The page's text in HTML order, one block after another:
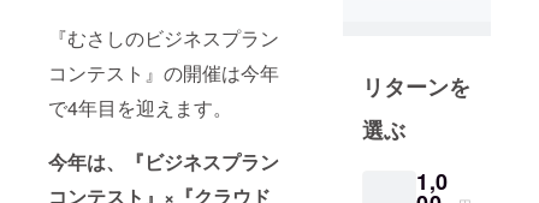
『むさしのビジネスプラン
コンテスト』の開催は今年
で4年目を迎えます。
今年は、『ビジネスプラン
コンテスト』×『クラウド
2012年：武
蔵野市吉祥
寺会員制
フィス「i-
リターンを
選ぶ
1,0